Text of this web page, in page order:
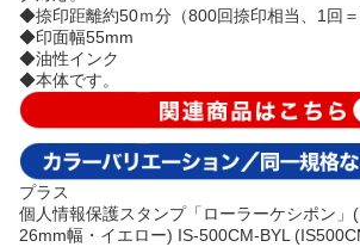
◆捺印距離約50ｍ分（800回捺印相当、1回＝
◆印面幅55mm
◆油性インク
◆本体です。
プラス
個人情報保護スタンプ「ローラーケシポン」
26mm幅・イエロー) IS-500CM-BYL